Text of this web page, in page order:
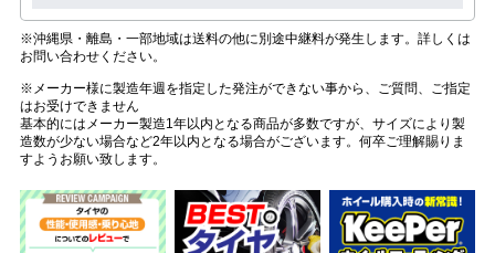
※沖縄県・離島・一部地域は送料の他に別途中継料が発生します。詳しくは
お問い合わせください。
※メーカー様に製造年週を指定した発注ができない事から、ご質問、ご指定
はお受けできません
基本的にはメーカー製造1年以内となる商品が多数ですが、サイズにより製
造数が少ない場合など2年以内となる場合がございます。何卒ご理解賜りま
すようお願い致します。